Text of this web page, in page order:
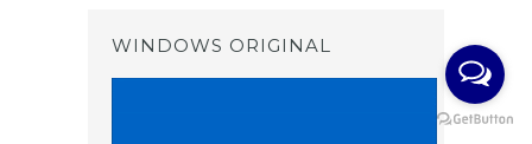
WINDOWS ORIGINAL